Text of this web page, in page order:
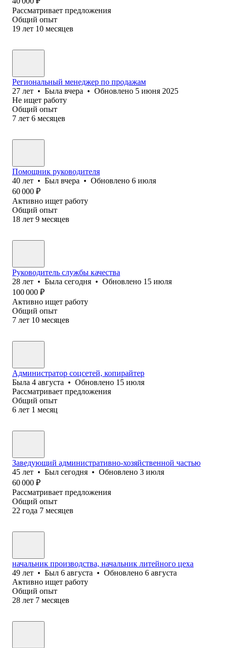
Рассматривает предложения
Общий опыт
19 лет 10 месяцев
Региональный менеджер по продажам
27 лет • Была вчера • Обновлено 5 июня 2025
Не ищет работу
Общий опыт
7 лет 6 месяцев
Помощник руководителя
40 лет • Был вчера • Обновлено 6 июля
60 000 ₽
Активно ищет работу
Общий опыт
18 лет 9 месяцев
Руководитель службы качества
28 лет • Была сегодня • Обновлено 15 июля
100 000 ₽
Активно ищет работу
Общий опыт
7 лет 10 месяцев
Администратор соцсетей, копирайтер
Была 4 августа • Обновлено 15 июля
Рассматривает предложения
Общий опыт
6 лет 1 месяц
Заведующий административно-хозяйственной частью
45 лет • Был сегодня • Обновлено 3 июля
60 000 ₽
Рассматривает предложения
Общий опыт
22 года 7 месяцев
начальник производства, начальник литейного цеха
49 лет • Был 6 августа • Обновлено 6 августа
Активно ищет работу
Общий опыт
28 лет 7 месяцев